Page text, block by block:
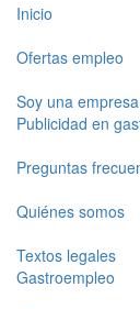
Inicio
Ofertas empleo
Soy una empresa
Publicidad en
Preguntas
Quiénes somos
Textos legales
Gastroempleo